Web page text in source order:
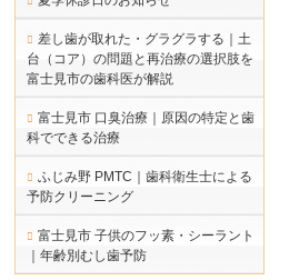
差し歯が取れた・グラグラする｜土
台（コア）の問題と再治療の選択肢を
富士見市の歯科医が解説
富士見市 口臭治療｜原因の特定と歯
科でできる治療
ふじみ野 PMTC｜歯科衛生士による
予防クリーニング
富士見市 子供のフッ素・シーラント
｜年齢別むし歯予防